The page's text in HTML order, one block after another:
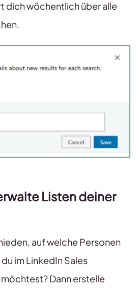
dich wöchentlich über alle
Listen deiner
auf welche Personen
im LinkedIn Sales
Dann erstelle